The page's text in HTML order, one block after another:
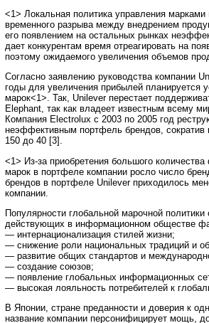
<1> Локальная политика управления марками
временного разрыва между внедрением
его появлением на остальных рынках
дает конкурентам время отреагировать на
поэтому ожидаемого увеличения объемов
Согласно заявлению руководства компании
годы для увеличения прибылей планируется
марок<1>. Так, Unilever перестает
Elephant, так как владеет известным всему
Компания Electrolux с 2003 по 2005 год
неэффективным портфель брендов, сократив
150 до 40 [3].
<1> Из-за приобретения большого
марок в портфеле компании росло число
брендов в портфеле Unilever приходилось
компании.
Популярности глобальной марочной политики
действующих в информационном обществе
— интернационализация стилей жизни;
— снижение роли национальных традиций и
— развитие общих стандартов и
— создание союзов;
— появление глобальных информационных
— высокая лояльность потребителей к
В Японии, стране преданности и доверия к
название компании персонифицирует мощь,